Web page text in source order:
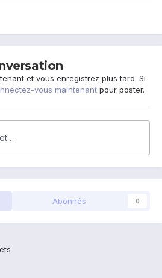
et vous enregistrez plus tard. Si
vous maintenant pour poster.
Abonnés 0